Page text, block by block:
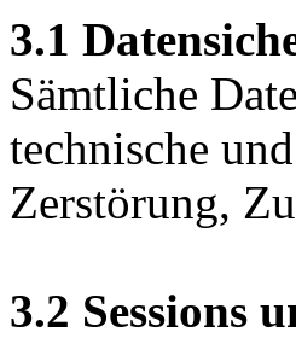
3.1
Sämtliche
technische
Zerstörung,
3.2 Sessions